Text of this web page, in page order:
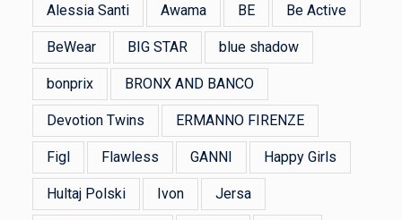
Alessia Santi Awama BE Be Active
BeWear BIG STAR blue shadow
bonprix BRONX AND BANCO
Devotion Twins ERMANNO FIRENZE
Figl Flawless GANNI Happy Girls
Hultaj Polski Ivon Jersa